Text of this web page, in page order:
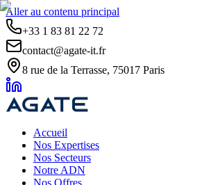
Aller au contenu principal
+33 1 83 81 22 72
contact@agate-it.fr
8 rue de la Terrasse, 75017 Paris
Accueil
Nos Expertises
Nos Secteurs
Notre ADN
Nos Offres